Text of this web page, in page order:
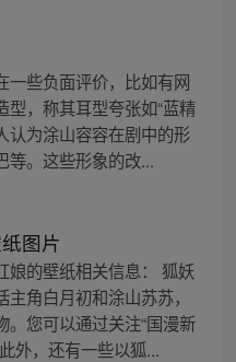
一些负面评价，比如有网
，称其耳型夸张如“蓝精
认为涂山容容在剧中的形
等。这些形象的改...
图片
娘的壁纸相关信息： 狐妖
角白月初和涂山苏苏，
。您可以通过关注“国漫新
外，还有一些以狐...